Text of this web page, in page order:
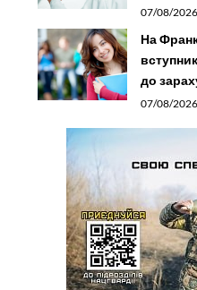
07/08/
На
до
07/08/